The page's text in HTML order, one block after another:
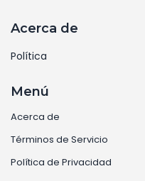
Acerca de
Política
Menú
Acerca de
Términos de Servicio
Política de Privacidad